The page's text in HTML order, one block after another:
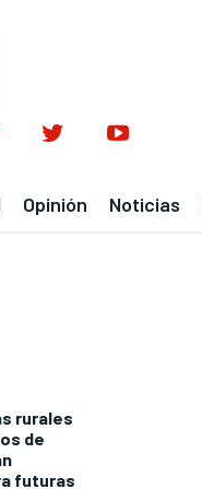
Opinión Noticias
rurales
de
futuras